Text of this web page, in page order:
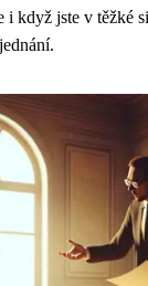
i když jste v těžké